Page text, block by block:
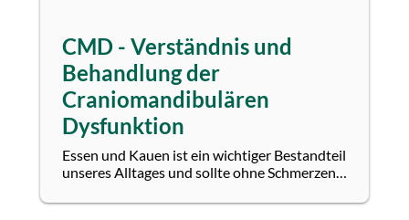
CMD - Verständnis und
Behandlung der
Craniomandibulären
Dysfunktion
Essen und Kauen ist ein wichtiger Bestandteil
unseres Alltages und sollte ohne Schmerzen